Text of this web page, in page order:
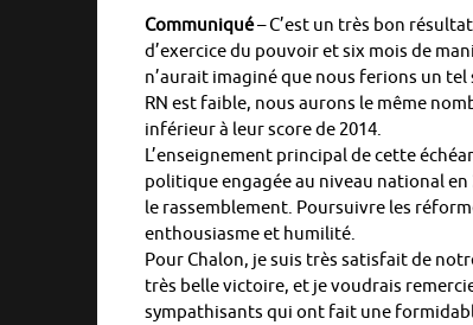
Communiqué– C’est un très bon
d’exercice du pouvoir et six mois de
n’aurait imaginé que nous ferions un tel
RN est faible, nous aurons le même
inférieur à leur score de 2014.
L’enseignement principal de cette
politique engagée au niveau national
le rassemblement. Poursuivre les
enthousiasme et humilité.
Pour Chalon, je suis très satisfait de
très belle victoire, et je voudrais
sympathisants qui ont fait une